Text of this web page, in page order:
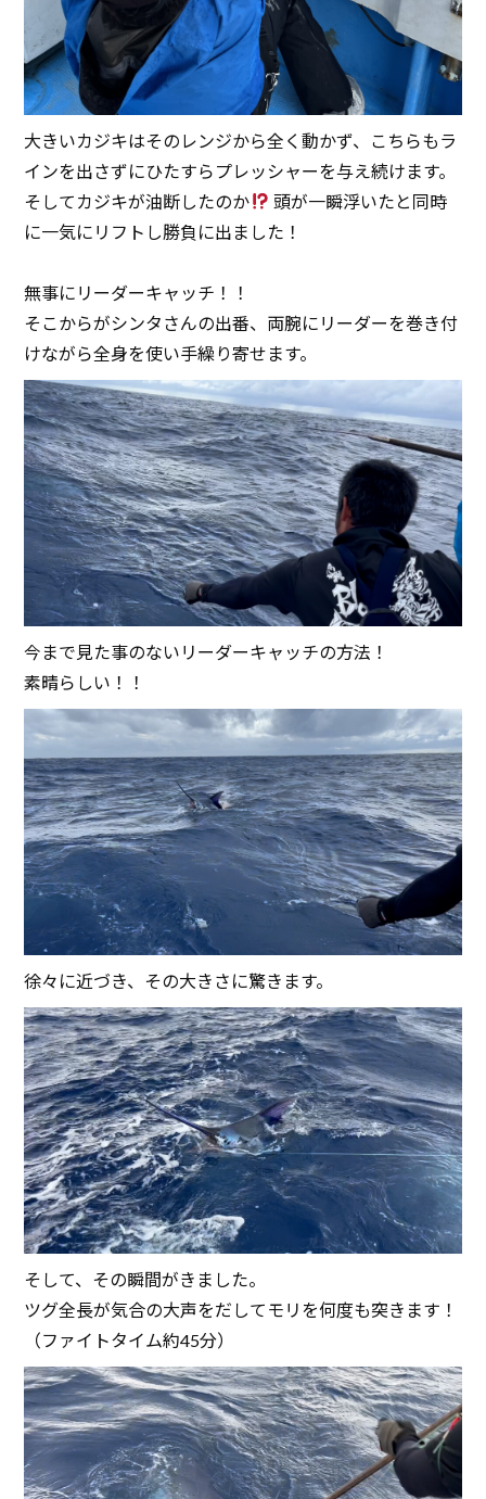
大きいカジキはそのレンジから全く動かず、こちらもラ
インを出さずにひたすらプレッシャーを与え続けます。
そしてカジキが油断したのか
頭が一瞬浮いたと同時
に一気にリフトし勝負に出ました！
無事にリーダーキャッチ！！
そこからがシンタさんの出番、両腕にリーダーを巻き付
けながら全身を使い手繰り寄せます。
今まで見た事のないリーダーキャッチの方法！
素晴らしい！！
徐々に近づき、その大きさに驚きます。
そして、その瞬間がきました。
ツグ全長が気合の大声をだしてモリを何度も突きます！
（ファイトタイム約45分）